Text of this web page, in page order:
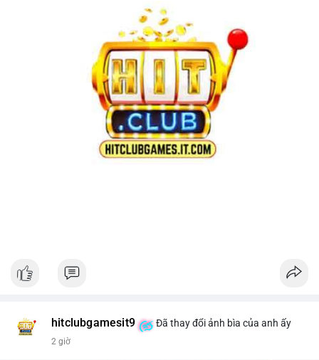
hitclubgamesit9 Đã thay đổi ảnh bìa của anh ấy
2 giờ